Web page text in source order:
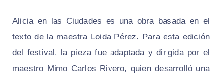
Alicia en las Ciudades es una obra basada en el
texto de la maestra Loida Pérez. Para esta edición
del festival, la pieza fue adaptada y dirigida por el
maestro Mimo Carlos Rivero, quien desarrolló una